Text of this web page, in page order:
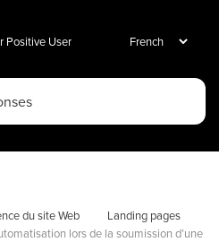
Positive User
du site Web
Landing pages
lors de la soumission d’une